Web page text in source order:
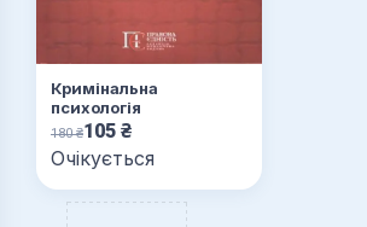
Кримінальна
психологія
180₴105 ₴
Очікується